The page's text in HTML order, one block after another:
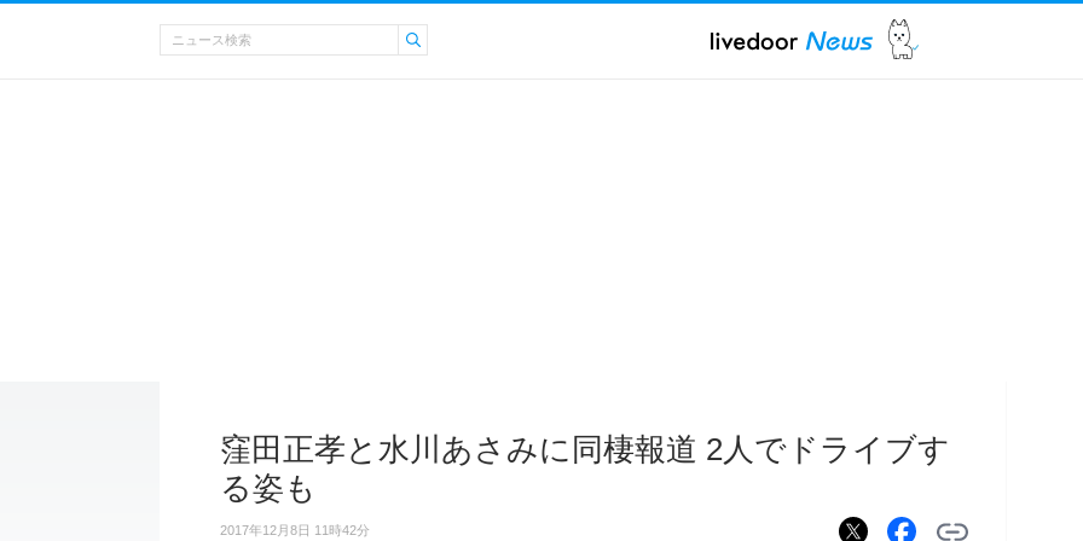
窪田正孝と水川あさみに同棲報道 2人でドライブす
る姿も
2017年12月8日 11時42分